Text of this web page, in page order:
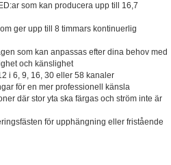
som kan producera upp till 16,7
ger upp till 8 timmars kontinuerlig
som kan anpassas efter dina behov med
och känslighet
i 6, 9, 16, 30 eller 58 kanaler
för en mer professionell känsla
där stor yta ska färgas och ström inte är
för upphängning eller fristående